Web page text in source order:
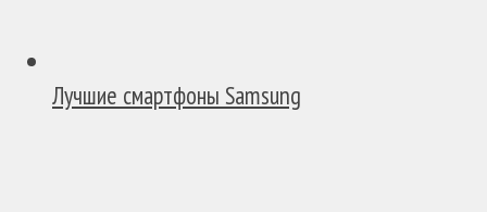
Лучшие смартфоны Samsung